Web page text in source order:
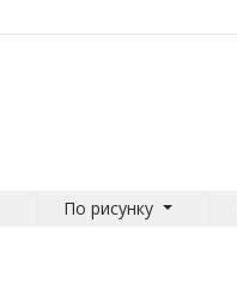
По рисунку